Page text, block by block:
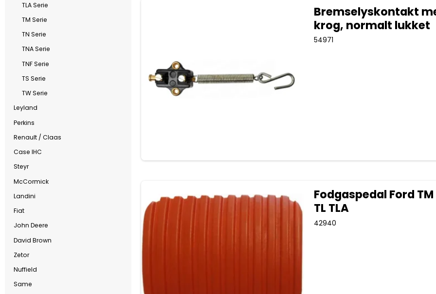
TLA Serie
TM Serie
TN Serie
TNA Serie
TNF Serie
TS Serie
TW Serie
Leyland
Perkins
Renault / Claas
Case IHC
Steyr
McCormick
Landini
Fiat
John Deere
David Brown
Zetor
Nuffield
Same
Bremselyskontakt
krog, normalt lukket
54971
Fodgaspedal Ford TM
TL TLA
42940